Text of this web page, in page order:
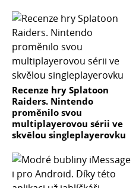
Recenze hry Splatoon
Raiders. Nintendo
proměnilo svou
multiplayerovou sérii ve
skvělou singleplayerovku